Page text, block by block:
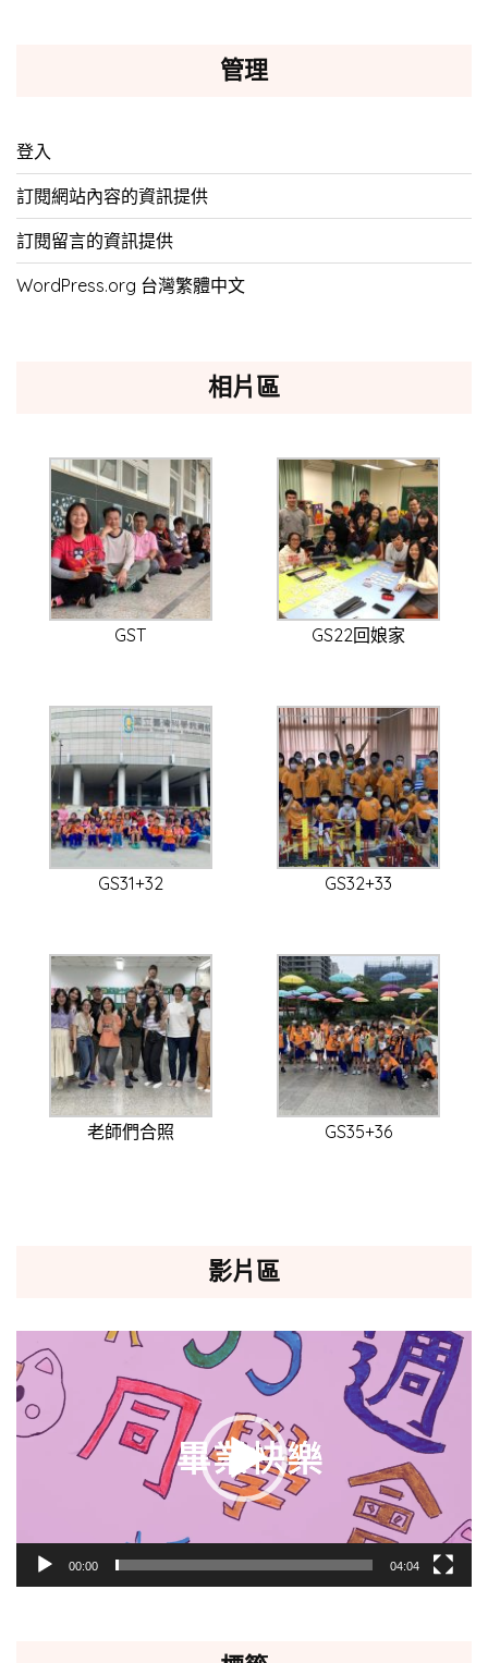
管理
登入
訂閱網站內容的資訊提供
訂閱留言的資訊提供
WordPress.org 台灣繁體中文
相片區
GST GS22回娘家
GS31+32 GS32+33
老師們合照 GS35+36
影片區
訊
播
放
00:00 04:04